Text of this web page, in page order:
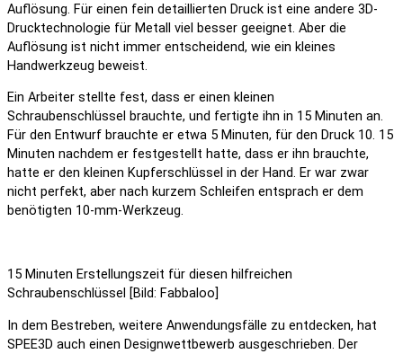
Auflösung. Für einen fein detaillierten Druck ist eine andere 3D-
Drucktechnologie für Metall viel besser geeignet. Aber die
Auflösung ist nicht immer entscheidend, wie ein kleines
Handwerkzeug beweist.
Ein Arbeiter stellte fest, dass er einen kleinen
Schraubenschlüssel brauchte, und fertigte ihn in 15 Minuten an.
Für den Entwurf brauchte er etwa 5 Minuten, für den Druck 10. 15
Minuten nachdem er festgestellt hatte, dass er ihn brauchte,
hatte er den kleinen Kupferschlüssel in der Hand. Er war zwar
nicht perfekt, aber nach kurzem Schleifen entsprach er dem
benötigten 10-mm-Werkzeug.
15 Minuten Erstellungszeit für diesen hilfreichen
Schraubenschlüssel [Bild: Fabbaloo]
In dem Bestreben, weitere Anwendungsfälle zu entdecken, hat
SPEE3D auch einen Designwettbewerb ausgeschrieben. Der